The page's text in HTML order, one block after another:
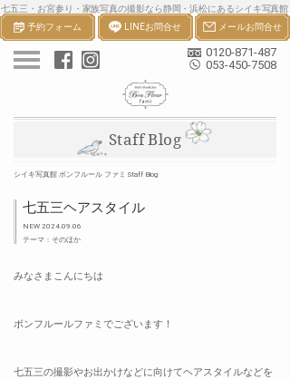
七五三・お宮参り・家族写真の撮影なら静岡・浜松にあるシイキ
ボンフルールへ。一生の宝物になる七五三・お宮参り等の家族写
0120-871-487
053-450-7508
予約フォーム LINEお問合せ メールお問合せ
Staff Blog
シイキ写真館 ボンフルール ファミ Staff Blog
七五三ヘアスタイル
NEW 2024.09.06
テーマ：そのほか
みなさまこんにちは
ボンフルールファミでございます！
七五三の撮影やお出かけなどに向けてヘアスタイルなどを